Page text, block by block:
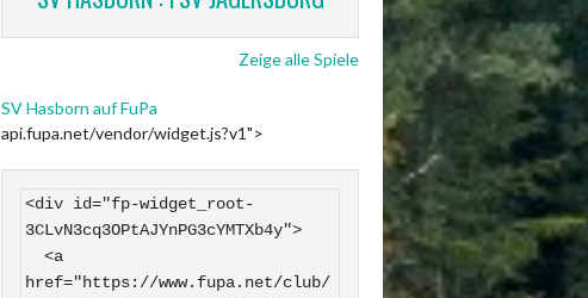
Zeige alle Spiele
SV Hasborn auf FuPa
api.fupa.net/vendor/widget.js?v1">
<div id="fp-widget_root-
3CLvN3cq3OPtAJYnPG3cYMTXb4y">
href="https://www.fupa.net/club/